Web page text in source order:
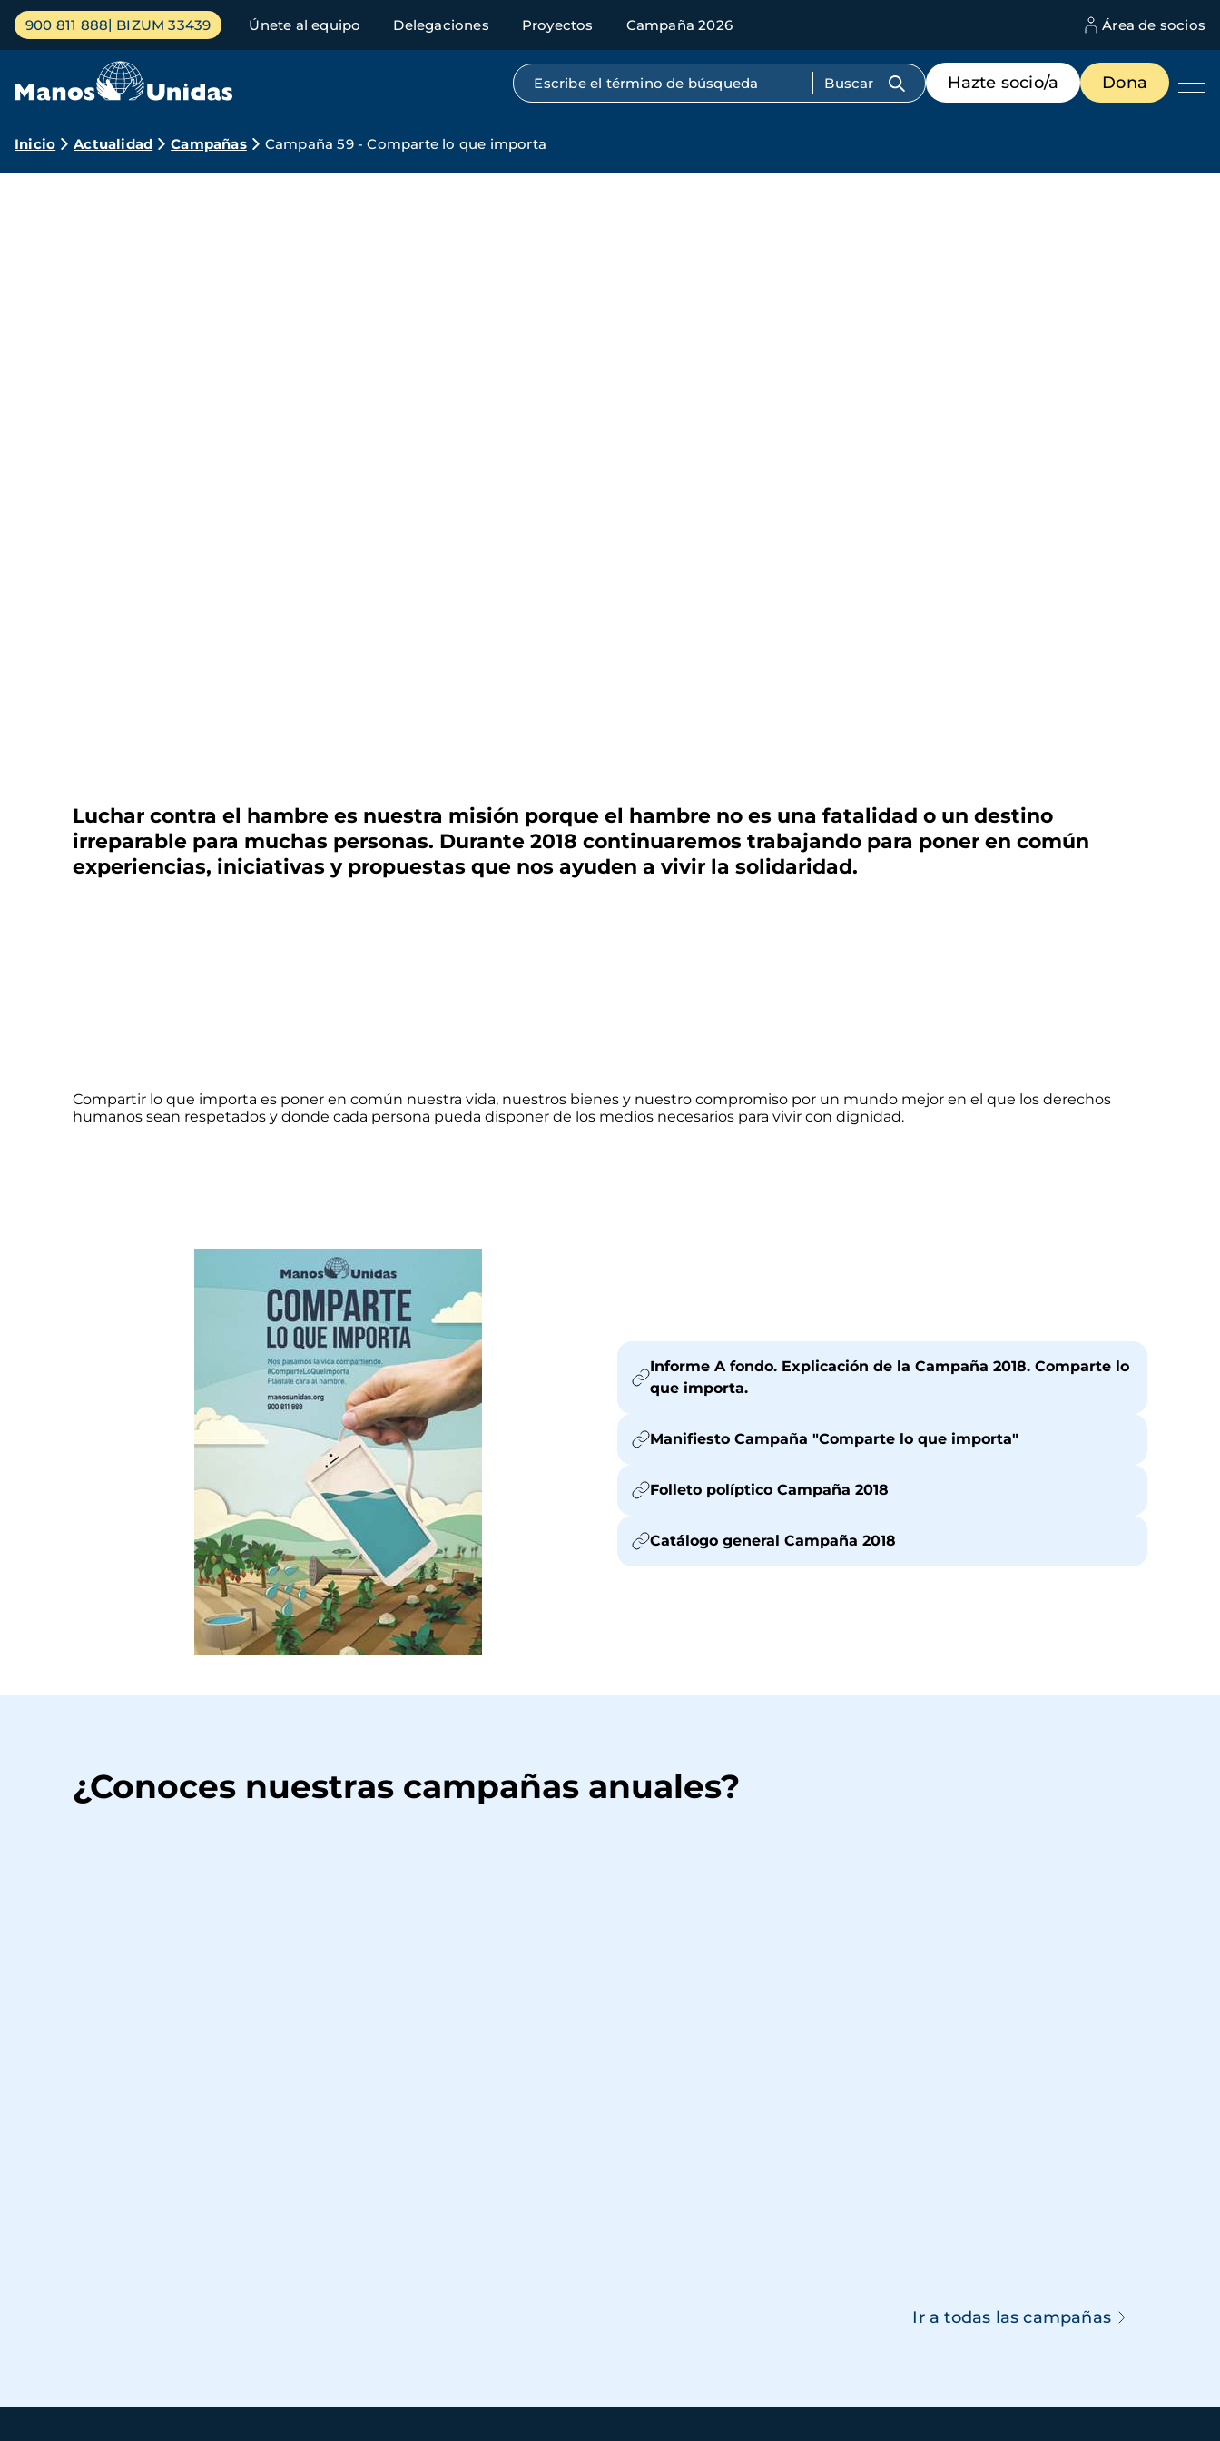
Pasar
contenido
Menú
principal
900 811 888 BIZUM 33439 Únete al equipo Delegaciones Proyectos Campaña 2026 Área de socios
Búsqueda por texto completo
Menú
de
destacados
Hazte socio/a Dona
Ruta
Inicio Actualidad Campañas Campaña 59 - Comparte lo que importa
Luchar contra el hambre es nuestra misión porque el hambre no es una fatalidad o un destino
irreparable para muchas personas. Durante 2018 continuaremos trabajando para poner en común
experiencias, iniciativas y propuestas que nos ayuden a vivir la solidaridad.
Compartir lo que importa es poner en común nuestra vida, nuestros bienes y nuestro compromiso por un mundo mejor en el que los derechos
humanos sean respetados y donde cada persona pueda disponer de los medios necesarios para vivir con dignidad.
Informe A fondo. Explicación de la Campaña 2018. Comparte lo
que importa.
Manifiesto Campaña "Comparte lo que importa"
Folleto políptico Campaña 2018
Catálogo general Campaña 2018
¿Conoces nuestras campañas anuales?
Ir a todas las campañas